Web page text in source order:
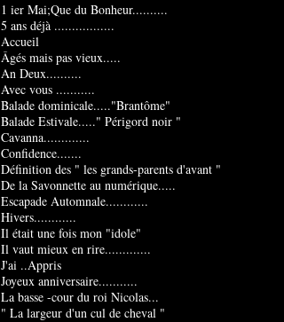
1 ier Mai;Que du Bonheur..........
5 ans déjà .................
Accueil
Âgés mais pas vieux.....
An Deux..........
Avec vous ...........
Balade dominicale....."Brantôme"
Balade Estivale....." Périgord noir "
Cavanna.............
Confidence.......
Définition des " les grands-parents d'avant "
De la Savonnette au numérique.....
Escapade Automnale............
Hivers............
Il était une fois mon "idole"
Il vaut mieux en rire.............
J'ai ..Appris
Joyeux anniversaire...........
La basse -cour du roi Nicolas...
" La largeur d'un cul de cheval "